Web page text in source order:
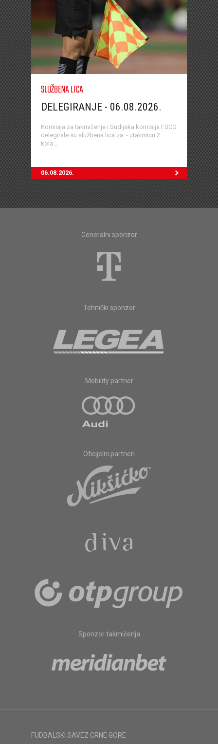
SLUŽBENA LICA
DELEGIRANJE - 06.08.2026.
Komisija za takmičenje i Sudijska komisija FSCG
delegirale su službena lica za: - utakmicu 2.
kola...
06.08.2026.
Generalni sponzor
Tehnički sponzor
Mobility partner
Oficijelni partneri
Sponzor takmičenja
FUDBALSKI SAVEZ CRNE GORE